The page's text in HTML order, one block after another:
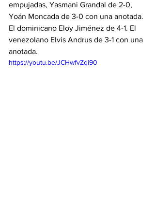
empujadas, Yasmani Grandal de 2-0,
Yoán Moncada de 3-0 con una anotada.
El dominicano Eloy Jiménez de 4-1. El
venezolano Elvis Andrus de 3-1 con una
anotada.
https://youtu.be/JCHwfvZqi90